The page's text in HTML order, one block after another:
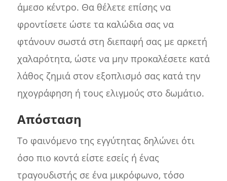
άμεσο κέντρο. Θα θέλετε επίσης να
φροντίσετε ώστε τα καλώδια σας να
φτάνουν σωστά στη διεπαφή σας με αρκετή
χαλαρότητα, ώστε να μην προκαλέσετε κατά
λάθος ζημιά στον εξοπλισμό σας κατά την
ηχογράφηση ή τους ελιγμούς στο δωμάτιο.
Απόσταση
Το φαινόμενο της εγγύτητας δηλώνει ότι
όσο πιο κοντά είστε εσείς ή ένας
τραγουδιστής σε ένα μικρόφωνο, τόσο